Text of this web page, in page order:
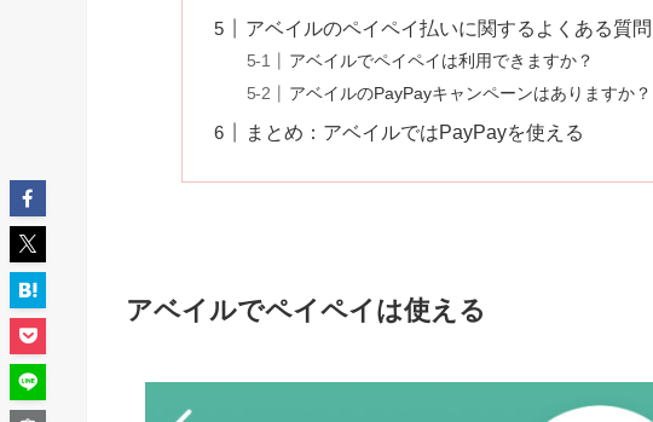
アベイルのペイペイ払いに関するよくある質問
アベイルでペイペイは利用できますか？
アベイルのPayPayキャンペーンはありますか？
まとめ：アベイルではPayPayを使える
アベイルでペイペイは使える